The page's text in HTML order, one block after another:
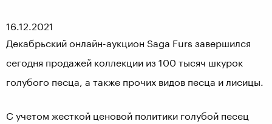
16.12.2021
Декабрьский онлайн-аукцион Saga Furs завершился
сегодня продажей коллекции из 100 тысяч шкурок
голубого песца, а также прочих видов песца и лисицы.
С учетом жесткой ценовой политики голубой песец